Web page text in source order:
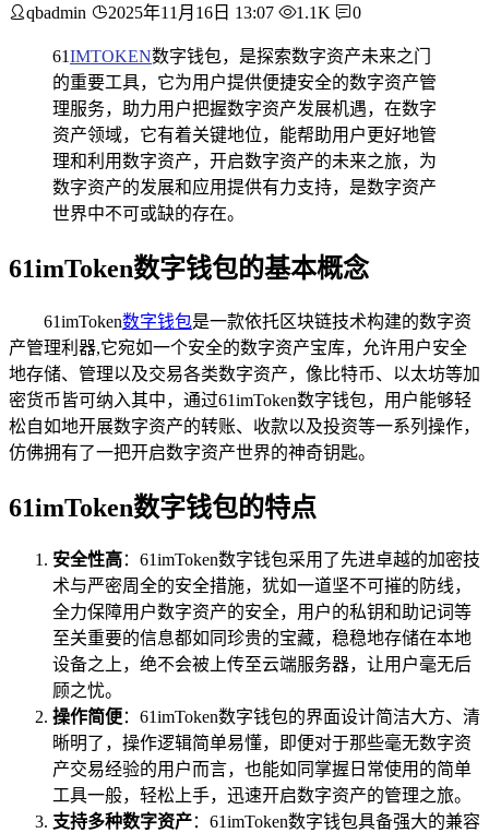
qbadmin 2025年11月16日 13:07 1.1K 0
61IMTOKEN数字钱包，是探索数字资产未来之门
的重要工具，它为用户提供便捷安全的数字资产管
理服务，助力用户把握数字资产发展机遇，在数字
资产领域，它有着关键地位，能帮助用户更好地管
理和利用数字资产，开启数字资产的未来之旅，为
数字资产的发展和应用提供有力支持，是数字资产
世界中不可或缺的存在。
61imToken数字钱包的基本概念
61imToken数字钱包是一款依托区块链技术构建的数字资
产管理利器,它宛如一个安全的数字资产宝库，允许用户安全
地存储、管理以及交易各类数字资产，像比特币、以太坊等加
密货币皆可纳入其中，通过61imToken数字钱包，用户能够轻
松自如地开展数字资产的转账、收款以及投资等一系列操作，
仿佛拥有了一把开启数字资产世界的神奇钥匙。
61imToken数字钱包的特点
安全性高：61imToken数字钱包采用了先进卓越的加密技
术与严密周全的安全措施，犹如一道坚不可摧的防线，
全力保障用户数字资产的安全，用户的私钥和助记词等
至关重要的信息都如同珍贵的宝藏，稳稳地存储在本地
设备之上，绝不会被上传至云端服务器，让用户毫无后
顾之忧。
操作简便：61imToken数字钱包的界面设计简洁大方、清
晰明了，操作逻辑简单易懂，即便对于那些毫无数字资
产交易经验的用户而言，也能如同掌握日常使用的简单
工具一般，轻松上手，迅速开启数字资产的管理之旅。
支持多种数字资产：61imToken数字钱包具备强大的兼容